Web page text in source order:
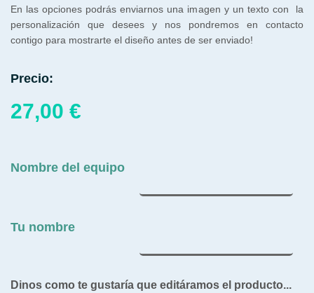
En las opciones podrás enviarnos una imagen y un texto con la
personalización que desees y nos pondremos en contacto
contigo para mostrarte el diseño antes de ser enviado!
Precio:
27,00 €
Nombre del equipo
Tu nombre
Dinos como te gustaría que editáramos el producto...